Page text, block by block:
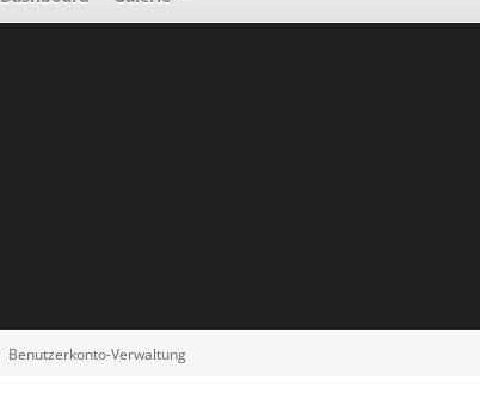
Benutzerkonto-Verwaltung